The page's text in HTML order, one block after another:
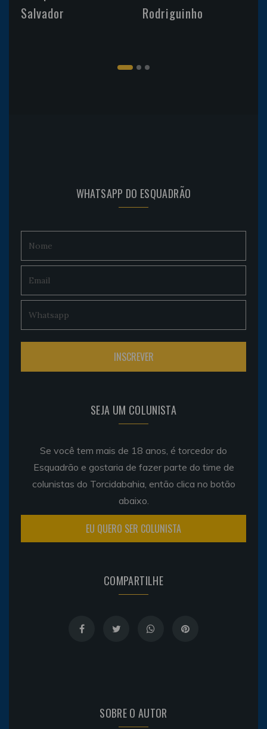
Salvador
Rodriguinho
WHATSAPP DO ESQUADRÃO
SEJA UM COLUNISTA
Se você tem mais de 18 anos, é torcedor do
Esquadrão e gostaria de fazer parte do time de
colunistas do Torcidabahia, então clica no botão
abaixo.
EU QUERO SER COLUNISTA
COMPARTILHE
SOBRE O AUTOR